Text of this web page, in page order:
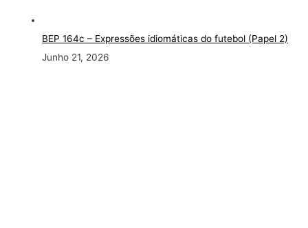
BEP 164c – Expressões idiomáticas do futebol (Papel 2)
Junho 21, 2026